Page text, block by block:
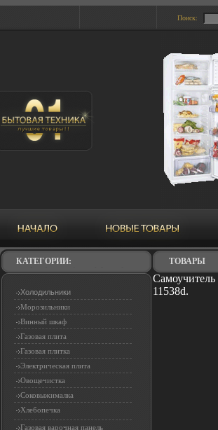
Поиск:
КАТЕГОРИИ:
Холодильники
Морозильники
Винный шкаф
Газовая плита
Газовая плитка
Электрическая плита
Овощечистка
Соковыжималка
Хлебопечка
Газовая варочная панель
ТОВАРЫ
11538d.